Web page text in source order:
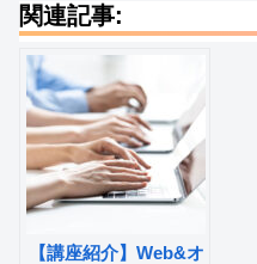
関連記事:
【講座紹介】Web&オ